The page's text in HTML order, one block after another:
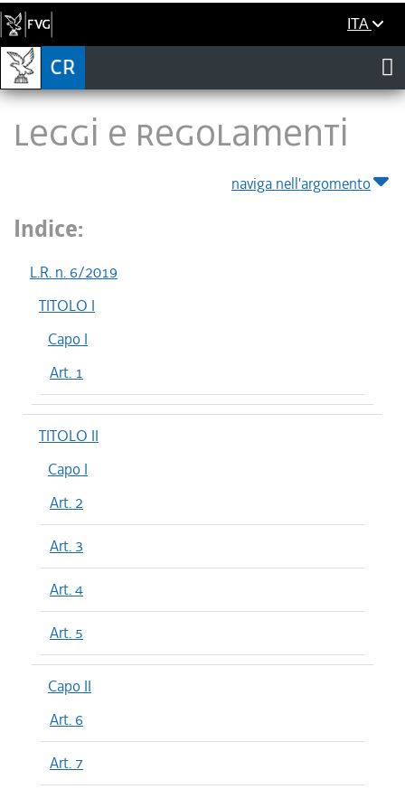
ITA
LEGGI E REGOLAMENTI
naviga nell'argomento
Indice:
L.R. n. 6/2019
TITOLO I
Capo I
Art. 1
TITOLO II
Capo I
Art. 2
Art. 3
Art. 4
Art. 5
Capo II
Art. 6
Art. 7